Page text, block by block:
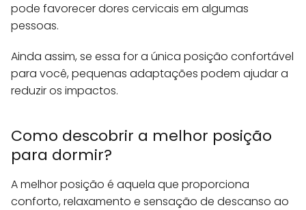
pode favorecer dores cervicais em algumas
pessoas.
Ainda assim, se essa for a única posição confortável
para você, pequenas adaptações podem ajudar a
reduzir os impactos.
Como descobrir a melhor posição
para dormir?
A melhor posição é aquela que proporciona
conforto, relaxamento e sensação de descanso ao